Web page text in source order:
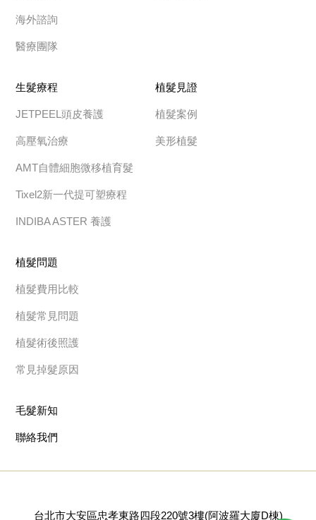
海外諮詢
醫療團隊
生髮療程
JETPEEL頭皮養護
高壓氧治療
AMT自體細胞微移植育髮
Tixel2新一代提可塑療程
INDIBA ASTER 養護
植髮見證
植髮案例
美形植髮
植髮問題
植髮費用比較
植髮常見問題
植髮術後照護
常見掉髮原因
毛髮新知
聯絡我們
台北市大安區忠孝東路四段220號3樓(阿波羅大廈D棟)